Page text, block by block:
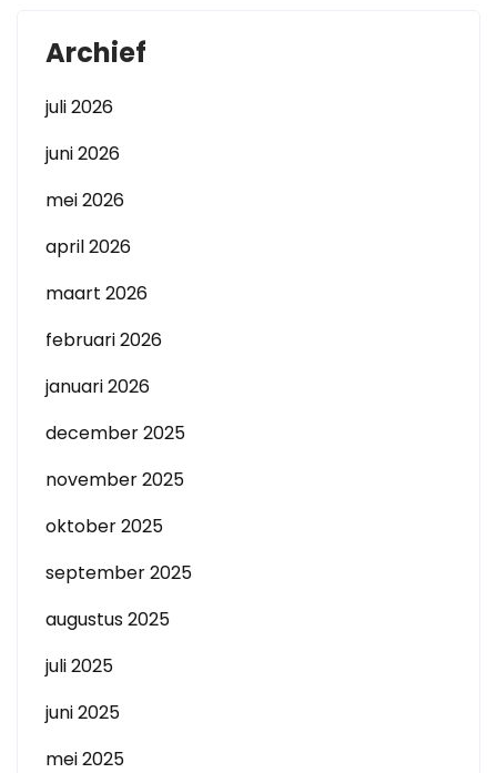
Archief
juli 2026
juni 2026
mei 2026
april 2026
maart 2026
februari 2026
januari 2026
december 2025
november 2025
oktober 2025
september 2025
augustus 2025
juli 2025
juni 2025
mei 2025